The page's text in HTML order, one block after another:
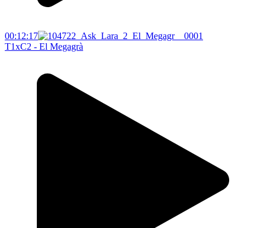
00:12:17
T1xC2 - El Megagrà